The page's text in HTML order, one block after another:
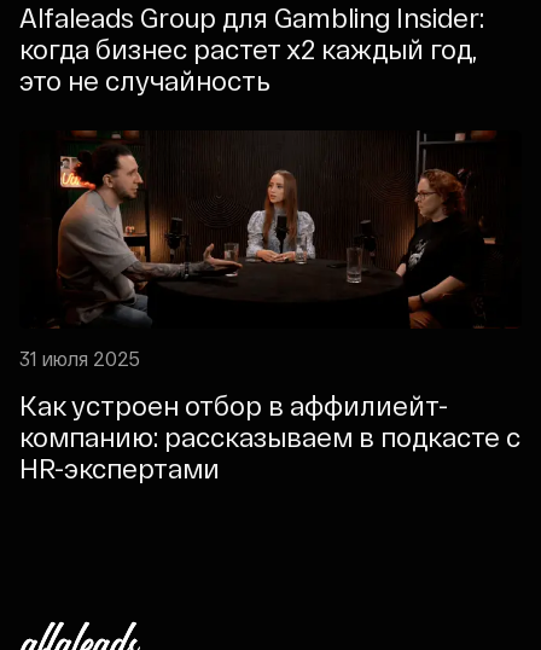
Alfaleads Group для Gambling Insider:
когда бизнес растет х2 каждый год,
это не случайность
31 июля 2025
Как устроен отбор в аффилиейт-
компанию: рассказываем в подкасте с
HR-экспертами